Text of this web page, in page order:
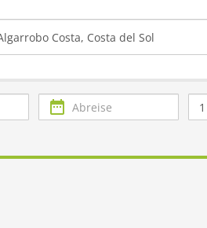
Abreise